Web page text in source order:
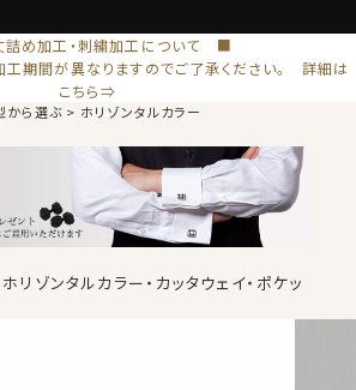
め加工・刺繍加工について ■
工期間が異なりますのでご了承ください。 詳細は
こちら⇒
から選ぶ ホリゾンタルカラー
リゾンタルカラー・カッタウェイ・ポケッ